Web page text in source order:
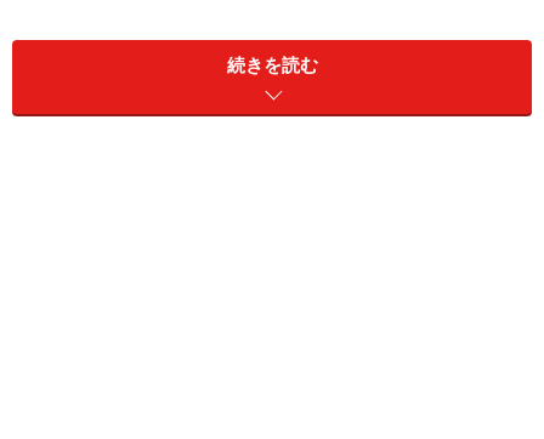
セールスマンに依頼するのが肝要です。
※記事内容は執筆時点のものです。最新の内容をご確認くださ
続きを読む